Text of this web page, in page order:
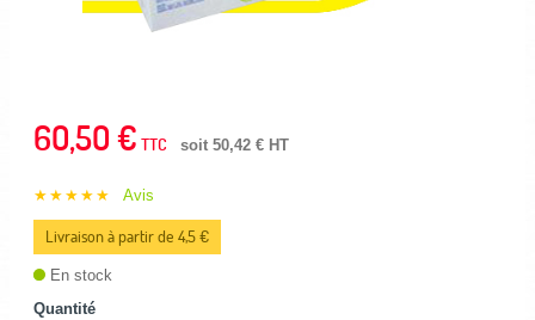
60,50 € TTC soit 50,42 € HT
★★★★★ Avis
Livraison à partir de 4,5 €
En stock
Quantité